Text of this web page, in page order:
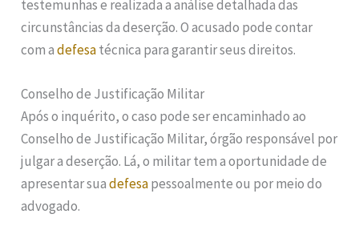
testemunhas e realizada a análise detalhada das
circunstâncias da deserção. O acusado pode contar
com adefesatécnica para garantir seus direitos.
Conselho de Justificação Militar
Após o inquérito, o caso pode ser encaminhado ao
Conselho de Justificação Militar, órgão responsável por
julgar a deserção. Lá, o militar tem a oportunidade de
apresentar suadefesapessoalmente ou por meio do
advogado.